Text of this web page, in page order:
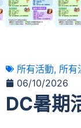
所有活動, 所有
06/10/2026
DC暑